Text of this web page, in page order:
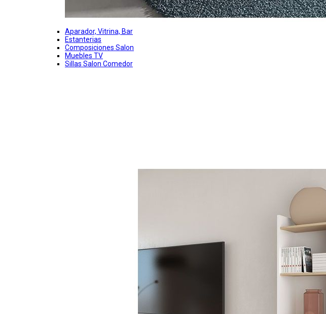
Aparador, Vitrina, Bar
Estanterias
Composiciones Salon
Muebles TV
Sillas Salon Comedor